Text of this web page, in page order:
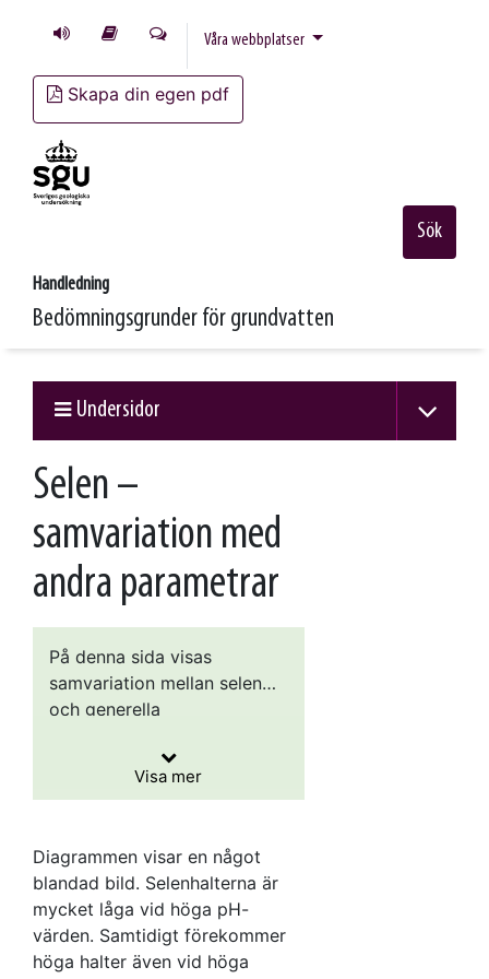
Våra webbplatser
Skapa din egen pdf
Handledning
Bedömningsgrunder för grundvatten
Sök
Undersidor
Selen –
samvariation med
andra parametrar
På denna sida visas
samvariation mellan selen
och generella
nyckelparametrar (pH,
redox, kemisk
i boxplotdiagram. Boxens
under- och överkant visar
25:e respektive 75:e
percentilen, strecket i mitten
av boxen visar medianen
samvariation mellan
parametrarna, har enskilda
analysresultat använts i
varje provtagningspunkt.
Diagrammen för selen
selenanalyser, varav 98
procent är från 2000-talet
och övriga är äldre. Av
analyserna kommer 8
procent från
Visa mer
Diagrammen visar en något
blandad bild. Selenhalterna är
mycket låga vid höga pH-
värden. Samtidigt förekommer
höga halter även vid höga